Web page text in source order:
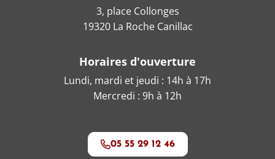
3, place Collonges
19320 La Roche Canillac
Horaires d'ouverture
Lundi, mardi et jeudi : 14h à 17h
Mercredi : 9h à 12h
05 55 29 12 46